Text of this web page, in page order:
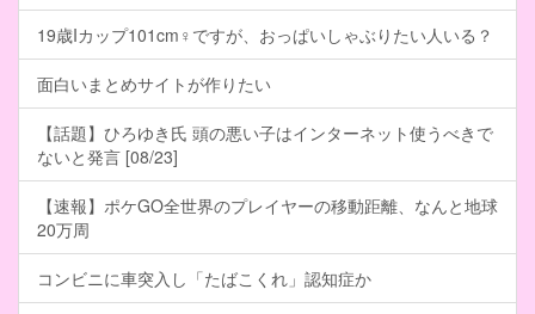
19歳Iカップ101cm♀ですが、おっぱいしゃぶりたい人いる？
面白いまとめサイトが作りたい
【話題】ひろゆき氏 頭の悪い子はインターネット使うべきで
ないと発言 [08/23]
【速報】ポケGO全世界のプレイヤーの移動距離、なんと地球
20万周
コンビニに車突入し「たばこくれ」認知症か